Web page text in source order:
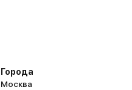
Города
Москва